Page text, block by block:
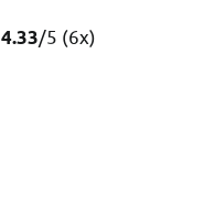
4.33/5 (6x)